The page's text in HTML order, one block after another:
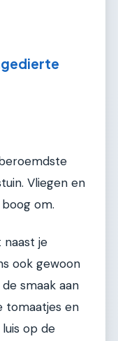
Vliegen en
om.
je
ook gewoon
smaak aan
tomaatjes en
op de